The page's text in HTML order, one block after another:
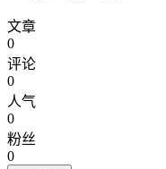
文章
0
评论
0
人气
0
粉丝
0